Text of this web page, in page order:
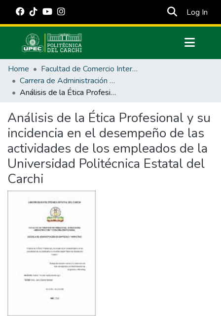
Log In
Communities & Collections
All of DSpace
Statistics
Estadísticas Externas
Manuales
Home
Facultad de Comercio Internacional, Integración, Administración y Economía Empresarial
Carrera de Administración de Empresas y Marketing
Análisis de la Ética Profesional y su incidencia en el desempeño de las actividades de los empleados de la Universidad Politécnica Estatal del Carchi
Análisis de la Ética Profesional y su
incidencia en el desempeño de las
actividades de los empleados de la
Universidad Politécnica Estatal del
Carchi